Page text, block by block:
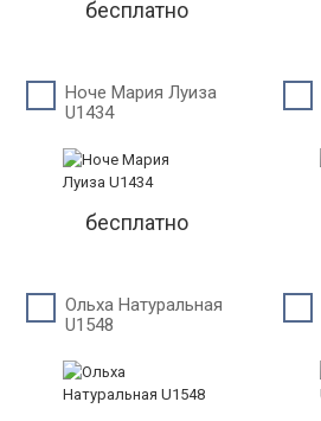
бесплатно
Ноче Мария Луиза
U1434
бесплатно
Ольха Натуральная
U1548